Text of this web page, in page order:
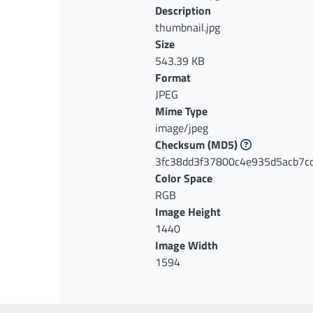
Description
thumbnail.jpg
Size
543.39 KB
Format
JPEG
Mime Type
image/jpeg
Checksum(MD5)
Color Space
RGB
Image Height
1440
Image Width
1594